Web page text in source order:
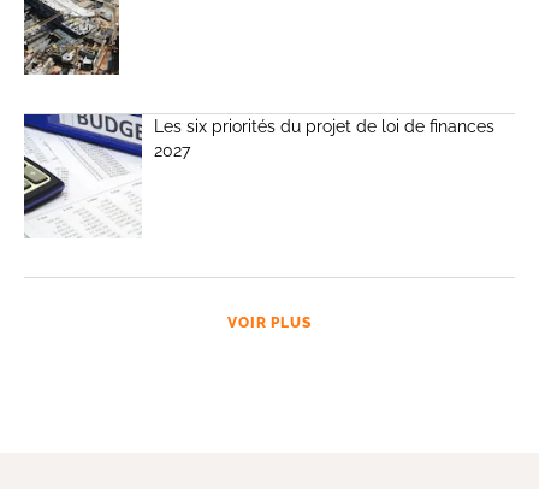
Les six priorités du projet de loi de finances
2027
VOIR PLUS